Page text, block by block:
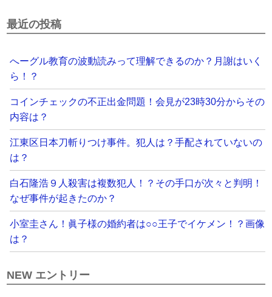
最近の投稿
へーグル教育の波動読みって理解できるのか？月謝はいく
ら！？
コインチェックの不正出金問題！会見が23時30分からその
内容は？
江東区日本刀斬りつけ事件。犯人は？手配されていないの
は？
白石隆浩９人殺害は複数犯人！？その手口が次々と判明！
なぜ事件が起きたのか？
小室圭さん！眞子様の婚約者は○○王子でイケメン！？画像
は？
NEW エントリー